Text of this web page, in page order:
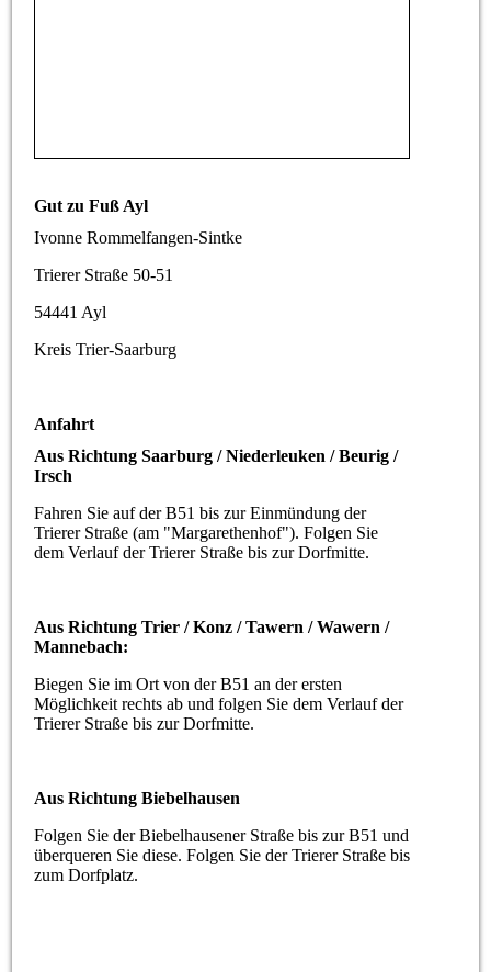
Gut zu Fuß Ayl
Ivonne Rommelfangen-Sintke
Trierer Straße 50-51
54441 Ayl
Kreis Trier-Saarburg
Anfahrt
Aus Richtung Saarburg / Niederleuken / Beurig /
Irsch
Fahren Sie auf der B51 bis zur Einmündung der
Trierer Straße (am "Margarethenhof"). Folgen Sie
dem Verlauf der Trierer Straße bis zur Dorfmitte.
Aus Richtung Trier / Konz / Tawern / Wawern /
Mannebach:
Biegen Sie im Ort von der B51 an der ersten
Möglichkeit rechts ab und folgen Sie dem Verlauf der
Trierer Straße bis zur Dorfmitte.
Aus Richtung Biebelhausen
Folgen Sie der Biebelhausener Straße bis zur B51 und
überqueren Sie diese. Folgen Sie der Trierer Straße bis
zum Dorfplatz.